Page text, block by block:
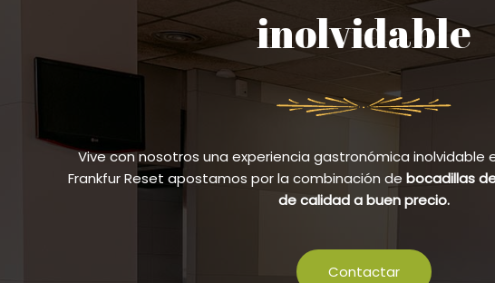
inolvidable
Vive con nosotros una experiencia gastronómica inolvidable
Frankfur Reset apostamos por la combinación de bocadillas
de calidad a buen precio.
Contactar